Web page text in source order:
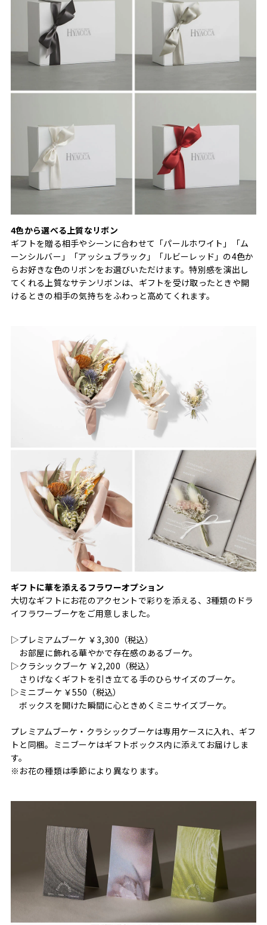
4色から選べる上質なリボン
ギフトを贈る相手やシーンに合わせて「パールホワイト」「ム
ーンシルバー」「アッシュブラック」「ルビーレッド」の4色か
らお好きな色のリボンをお選びいただけます。特別感を演出し
てくれる上質なサテンリボンは、ギフトを受け取ったときや開
けるときの相手の気持ちをふわっと高めてくれます。
ギフトに華を添えるフラワーオプション
大切なギフトにお花のアクセントで彩りを添える、3種類のドラ
イフラワーブーケをご用意しました。
▷プレミアムブーケ ￥3,300（税込）
お部屋に飾れる華やかで存在感のあるブーケ。
▷クラシックブーケ ￥2,200（税込）
さりげなくギフトを引き立てる手のひらサイズのブーケ。
▷ミニブーケ ￥550（税込）
ボックスを開けた瞬間に心ときめくミニサイズブーケ。
プレミアムブーケ・クラシックブーケは専用ケースに入れ、ギフ
トと同梱。ミニブーケはギフトボックス内に添えてお届けしま
す。
※お花の種類は季節により異なります。